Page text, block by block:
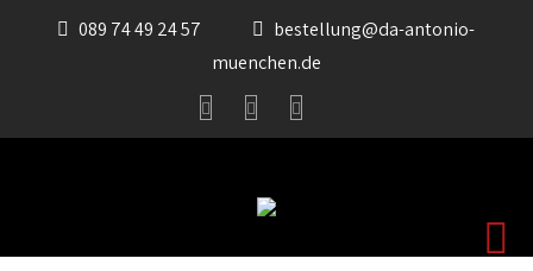
089 74 49 24 57
bestellung@da-antonio-
muenchen.de